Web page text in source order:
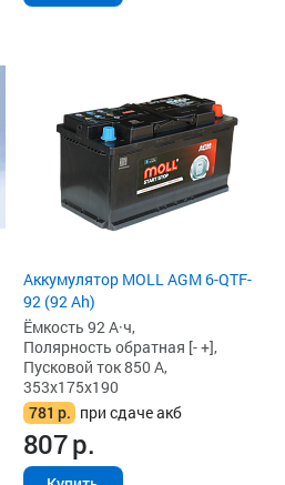
Аккумулятор MOLL AGM 6-QTF-
92 (92 Ah)
Ёмкость 92 А·ч,
Полярность обратная [- +],
Пусковой ток 850 А,
353x175x190
781 р. при сдаче акб
807р.